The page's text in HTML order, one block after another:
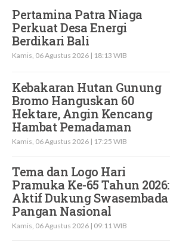
Pertamina Patra Niaga
Perkuat Desa Energi
Berdikari Bali
Kamis, 06 Agustus 2026 | 18:13 WIB
Kebakaran Hutan Gunung
Bromo Hanguskan 60
Hektare, Angin Kencang
Hambat Pemadaman
Kamis, 06 Agustus 2026 | 17:25 WIB
Tema dan Logo Hari
Pramuka Ke-65 Tahun 2026:
Aktif Dukung Swasembada
Pangan Nasional
Kamis, 06 Agustus 2026 | 09:11 WIB